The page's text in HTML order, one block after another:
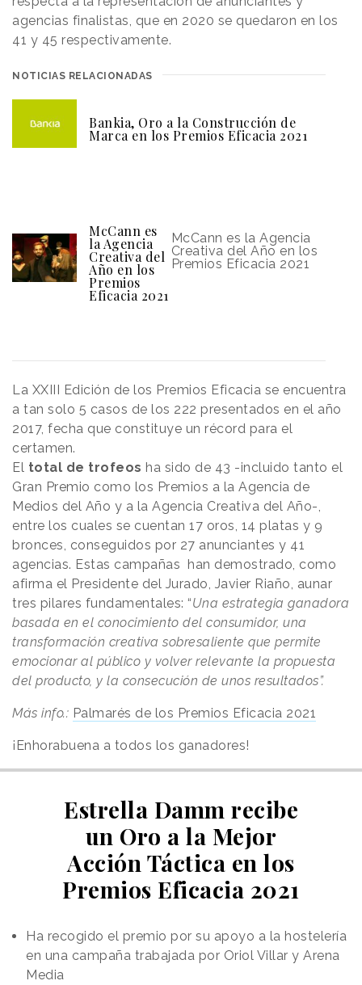
agencias finalistas, que en 2020 se quedaron en los
41 y 45 respectivamente.
NOTICIAS RELACIONADAS
Bankia, Oro a la Construcción de
Marca en los Premios Eficacia 2021
McCann es
la Agencia
Creativa del
Año en los
Premios
Eficacia 2021
McCann es la Agencia
Creativa del Año en los
Premios Eficacia 2021
La XXIII Edición de los Premios Eficacia se encuentra
a tan solo 5 casos de los 222 presentados en el año
2017, fecha que constituye un récord para el
certamen.
El total de trofeos ha sido de 43 -incluido tanto el
Gran Premio como los Premios a la Agencia de
Medios del Año y a la Agencia Creativa del Año-,
entre los cuales se cuentan 17 oros, 14 platas y 9
bronces, conseguidos por 27 anunciantes y 41
agencias. Estas campañas han demostrado, como
afirma el Presidente del Jurado, Javier Riaño, aunar
tres pilares fundamentales: “Una estrategia ganadora
basada en el conocimiento del consumidor, una
transformación creativa sobresaliente que permite
emocionar al público y volver relevante la propuesta
del producto, y la consecución de unos resultados”.
Más info.: Palmarés de los Premios Eficacia 2021
¡Enhorabuena a todos los ganadores!
Estrella Damm recibe
un Oro a la Mejor
Acción Táctica en los
Premios Eficacia 2021
Ha recogido el premio por su apoyo a la hostelería
en una campaña trabajada por Oriol Villar y Arena
Media